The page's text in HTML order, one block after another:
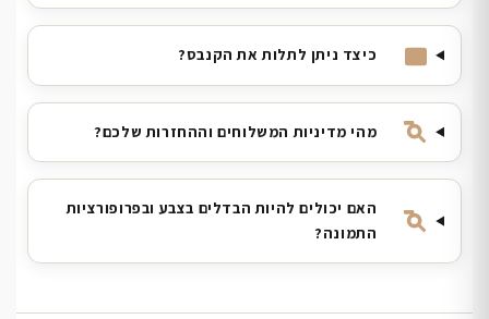
כיצד ניתן לתלות את הקנבס?
מהי מדיניות המשלוחים וההחזרות שלכם?
האם יכולים להיות הבדלים בצבע ובפרופורציות
התמונה?